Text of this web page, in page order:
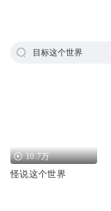
目标这个世界
10.7万
怪说这个世界